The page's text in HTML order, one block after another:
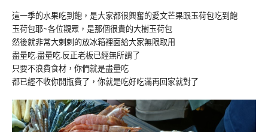
這一季的水果吃到飽，是大家都很興奮的愛文芒果跟玉荷包吃到飽
玉荷包耶~各位觀眾，是那個很貴的大樹玉荷包
然後就非常大剌剌的放冰箱裡面給大家無限取用
盡量吃.盡量吃.反正老板已經無所謂了
只要不浪費食材，你們就是盡量吃
都已經不收你開瓶費了，你就是吃好吃滿再回家就對了